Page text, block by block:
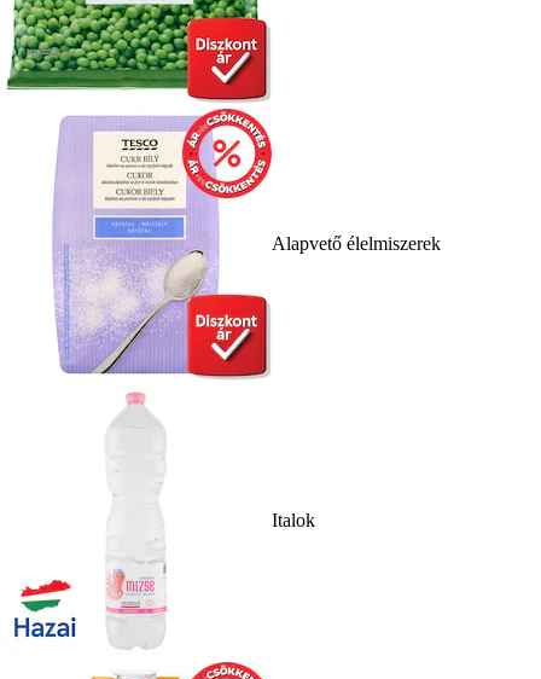
Alapvető élelmiszerek
Italok